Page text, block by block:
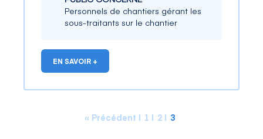
Personnels de chantiers gérant les
sous-traitants sur le chantier
EN SAVOIR +
« Précédent 1 2 3